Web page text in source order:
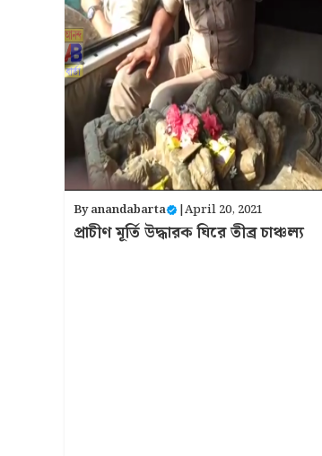
Byanandabarta |April 20, 2021
প্রাচীণ মূর্তি উদ্ধারক ঘিরে তীব্র চাঞ্চল্য